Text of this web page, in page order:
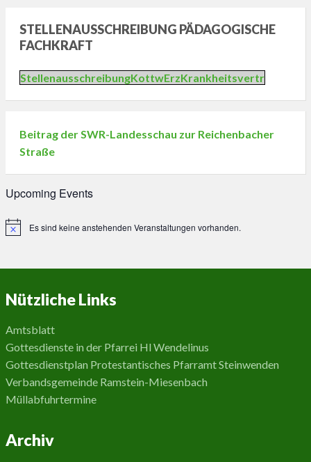
STELLENAUSSCHREIBUNG PÄDAGOGISCHE
FACHKRAFT
StellenausschreibungKottwErzKrankheitsvertr
Beitrag der SWR-Landesschau zur Reichenbacher
Straße
Upcoming Events
HinweisEs sind keine anstehenden Veranstaltungen vorhanden.
Nützliche Links
Amtsblatt
Gottesdienste in der Pfarrei Hl Wendelinus
Gottesdienstplan Protestantisches Pfarramt Steinwenden
Verbandsgemeinde Ramstein-Miesenbach
Müllabfuhrtermine
Archiv